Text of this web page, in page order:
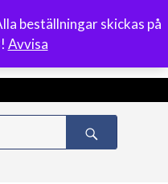
beställningar skickas på
Avvisa
0